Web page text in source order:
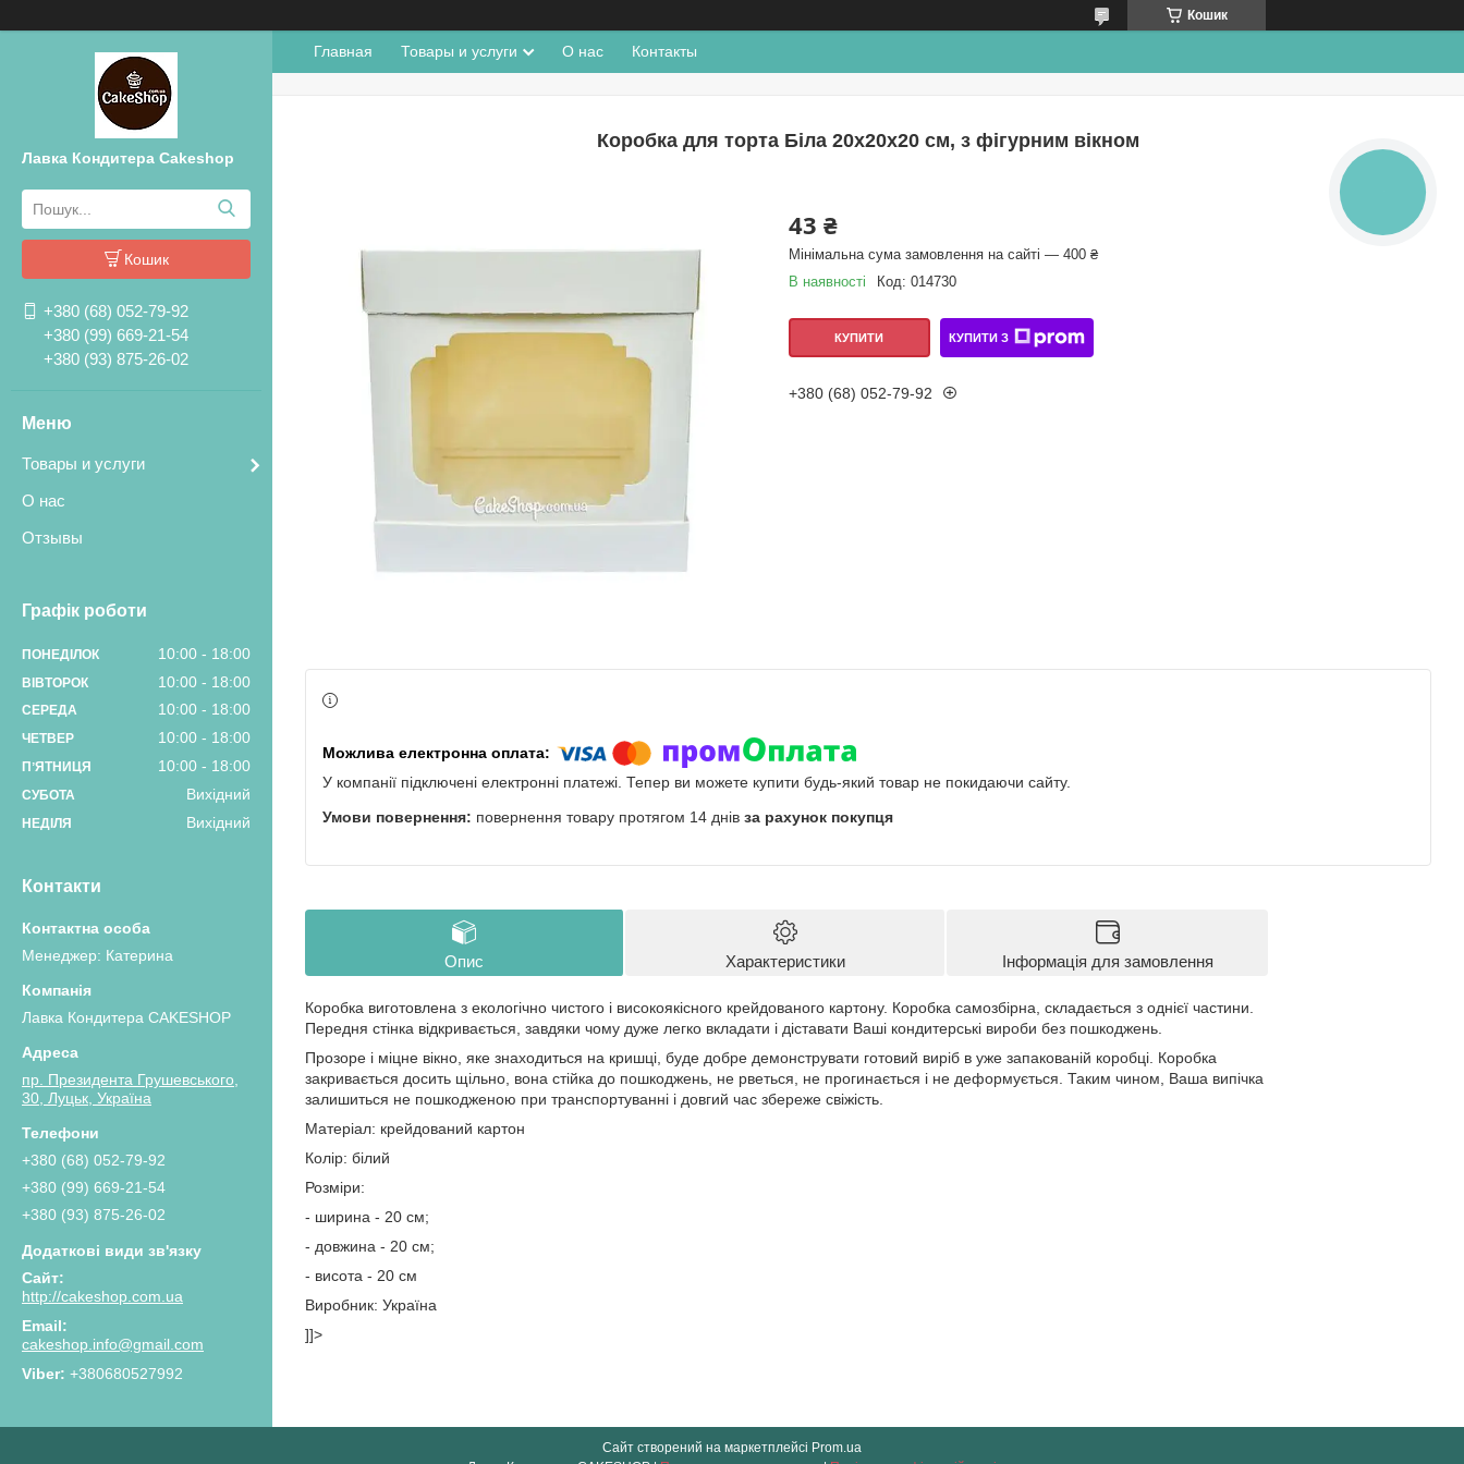
Кошик
Лавка Кондитера Cakeshop
Кошик
+380 (68) 052-79-92
+380 (99) 669-21-54
+380 (93) 875-26-02
Товары и услуги
О нас
Отзывы
Графік роботи
ПОНЕДІЛОК 10:00 18:00
ВІВТОРОК 10:00 18:00
СЕРЕДА 10:00 18:00
ЧЕТВЕР 10:00 18:00
ПʼЯТНИЦЯ 10:00 18:00
СУБОТА Вихідний
НЕДІЛЯ Вихідний
Контакти
Менеджер: Катерина
Лавка Кондитера CAKESHOP
пр. Президента Грушевського,
30, Луцьк, Україна
+380 (68) 052-79-92
+380 (99) 669-21-54
+380 (93) 875-26-02
http://cakeshop.com.ua
cakeshop.info@gmail.com
+380680527992
Главная Товары и услуги О нас Контакты
Коробка для торта Біла 20х20х20 см, з фігурним вікном
43 ₴
Мінімальна сума замовлення на сайті — 400 ₴
В наявності
Код: 014730
КУПИТИ КУПИТИ З
+380 (68) 052-79-92
У компанії підключені електронні платежі. Тепер ви можете купити будь-який товар не покидаючи сайту.
повернення товару протягом 14 днів за рахунок покупця
Опис Характеристики Інформація для замовлення
Коробка виготовлена ​​з екологічно чистого і високоякісного крейдованого картону. Коробка самозбірна, складається з однієї частини.
Передня стінка відкривається, завдяки чому дуже легко вкладати і діставати Ваші кондитерські вироби без пошкоджень.
Прозоре і міцне вікно, яке знаходиться на кришці, буде добре демонструвати готовий виріб в уже запакованій коробці. Коробка
закривається досить щільно, вона стійка до пошкоджень, не рветься, не прогинається і не деформується. Таким чином, Ваша випічка
залишиться не пошкодженою при транспортуванні і довгий час збереже свіжість.
Матеріал: крейдований картон
Колір: білий
Розміри:
- ширина - 20 см;
- довжина - 20 см;
- висота - 20 см
Виробник: Україна
]]>
Сайт створений на маркетплейсі Prom.ua